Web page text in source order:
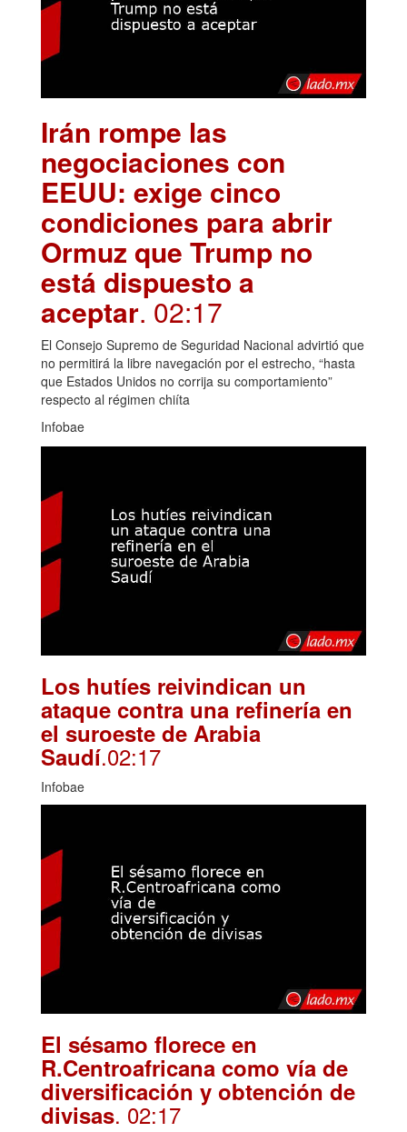
Irán rompe las
negociaciones con
EEUU: exige cinco
condiciones para abrir
Ormuz que Trump no
está dispuesto a
aceptar. 02:17
El Consejo Supremo de Seguridad Nacional advirtió que
no permitirá la libre navegación por el estrecho, “hasta
que Estados Unidos no corrija su comportamiento”
respecto al régimen chiíta
Infobae
Los hutíes reivindican un
ataque contra una refinería en
el suroeste de Arabia
Saudí.02:17
Infobae
El sésamo florece en
R.Centroafricana como vía de
diversificación y obtención de
divisas. 02:17